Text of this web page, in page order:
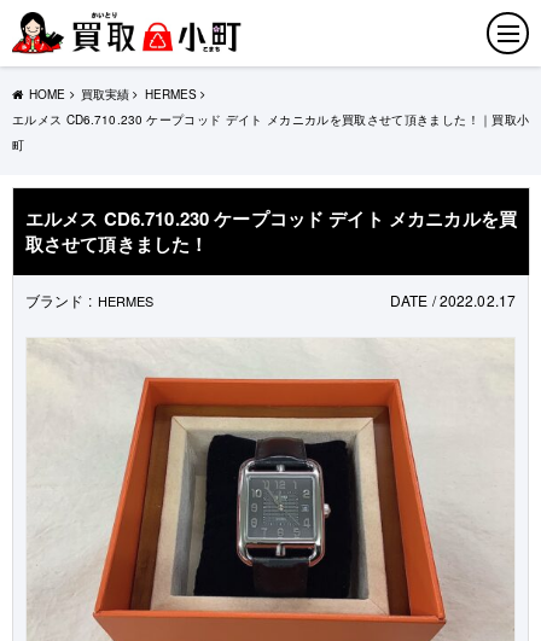
HOME 買取実績
HERMES
エルメス CD6.710.230 ケープコッド デイト メカニカルを買取させて頂きました！｜買取小
町
エルメス CD6.710.230 ケープコッド デイト メカニカルを買
取させて頂きました！
ブランド : HERMES DATE / 2022.02.17